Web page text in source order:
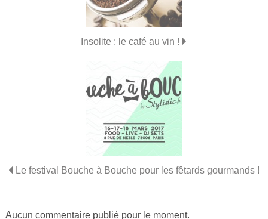
Insolite : le café au vin !
Le festival Bouche à Bouche pour les fêtards gourmands !
Aucun commentaire publié pour le moment.